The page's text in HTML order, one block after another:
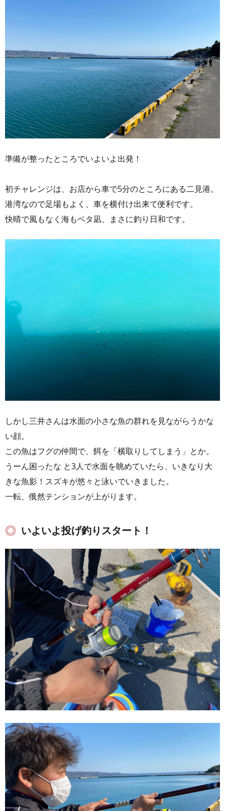
準備が整ったところでいよいよ出発！
初チャレンジは、お店から車で5分のところにある二見港。
港湾なので足場もよく、車を横付け出来て便利です。
快晴で風もなく海もベタ凪、まさに釣り日和です。
しかし三井さんは水面の小さな魚の群れを見ながらうかな
い顔。
この魚はフグの仲間で、餌を「横取りしてしまう」とか。
うーん困ったな と3人で水面を眺めていたら、いきなり大
きな魚影！スズキが悠々と泳いでいきました。
一転、俄然テンションが上がります。
いよいよ投げ釣りスタート！